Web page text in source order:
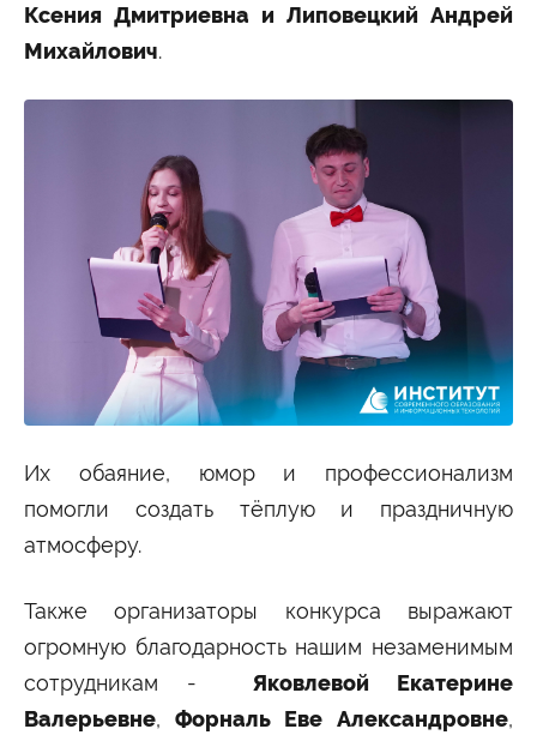
Ксения Дмитриевна и Липовецкий Андрей
Михайлович.
Их обаяние, юмор и профессионализм
помогли создать тёплую и праздничную
атмосферу.
Также организаторы конкурса выражают
огромную благодарность нашим незаменимым
сотрудникам - Яковлевой Екатерине
Валерьевне, Форналь Еве Александровне,